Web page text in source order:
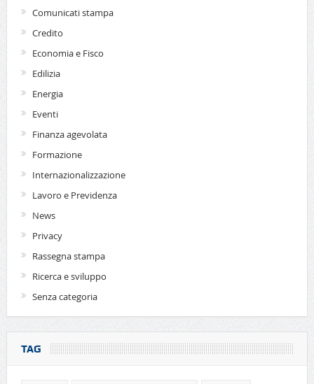
Comunicati stampa
Credito
Economia e Fisco
Edilizia
Energia
Eventi
Finanza agevolata
Formazione
Internazionalizzazione
Lavoro e Previdenza
News
Privacy
Rassegna stampa
Ricerca e sviluppo
Senza categoria
TAG